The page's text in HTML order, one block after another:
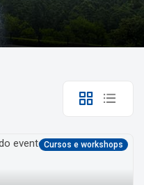
Cursos e workshops